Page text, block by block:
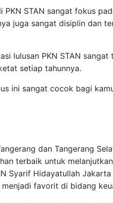
PKN STAN sangat fokus
juga sangat disiplin dan
lulusan PKN STAN
setiap tahunnya.
ini sangat cocok bagi
dan Tangerang
terbaik untuk
Syarif Hidayatullah
menjadi favorit di bidang